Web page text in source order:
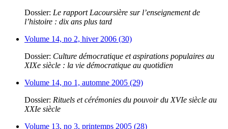
Dossier: Le rapport Lacoursière sur l’enseignement de
l’histoire : dix ans plus tard
Volume 14, no 2, hiver 2006 (30)
Dossier: Culture démocratique et aspirations populaires au
XIXe siècle : la vie démocratique au quotidien
Volume 14, no 1, automne 2005 (29)
Dossier: Rituels et cérémonies du pouvoir du XVIe siècle au
XXIe siècle
Volume 13, no 3, printemps 2005 (28)